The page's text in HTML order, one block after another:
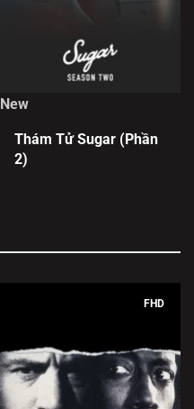
New
Thám Tử Sugar (Phần
2)
FHD